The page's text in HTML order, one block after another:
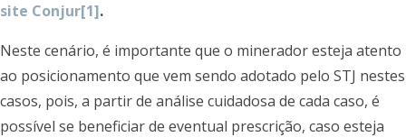
site Conjur[1].
Neste cenário, é importante que o minerador esteja atento
ao posicionamento que vem sendo adotado pelo STJ nestes
casos, pois, a partir de análise cuidadosa de cada caso, é
possível se beneficiar de eventual prescrição, caso esteja